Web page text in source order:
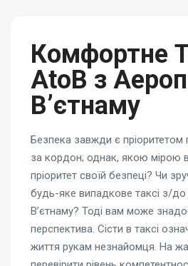
Комфортне
AtoB з
В’єтнаму
Безпека завжди є
за кордон; однак, якою мірою
пріоритет своїй безпеці? Чи
будь-яке випадкове таксі з/до
В’єтнаму? Тоді вам може
перспектива. Сісти в таксі
життя рукам незнайомця. На